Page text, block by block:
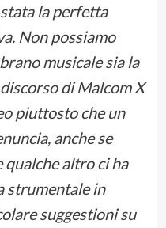
la perfetta
Non possiamo
musicale sia la
di Malcom X
piuttosto che un
anche se
qualche altro ci ha
strumentale in
suggestioni su